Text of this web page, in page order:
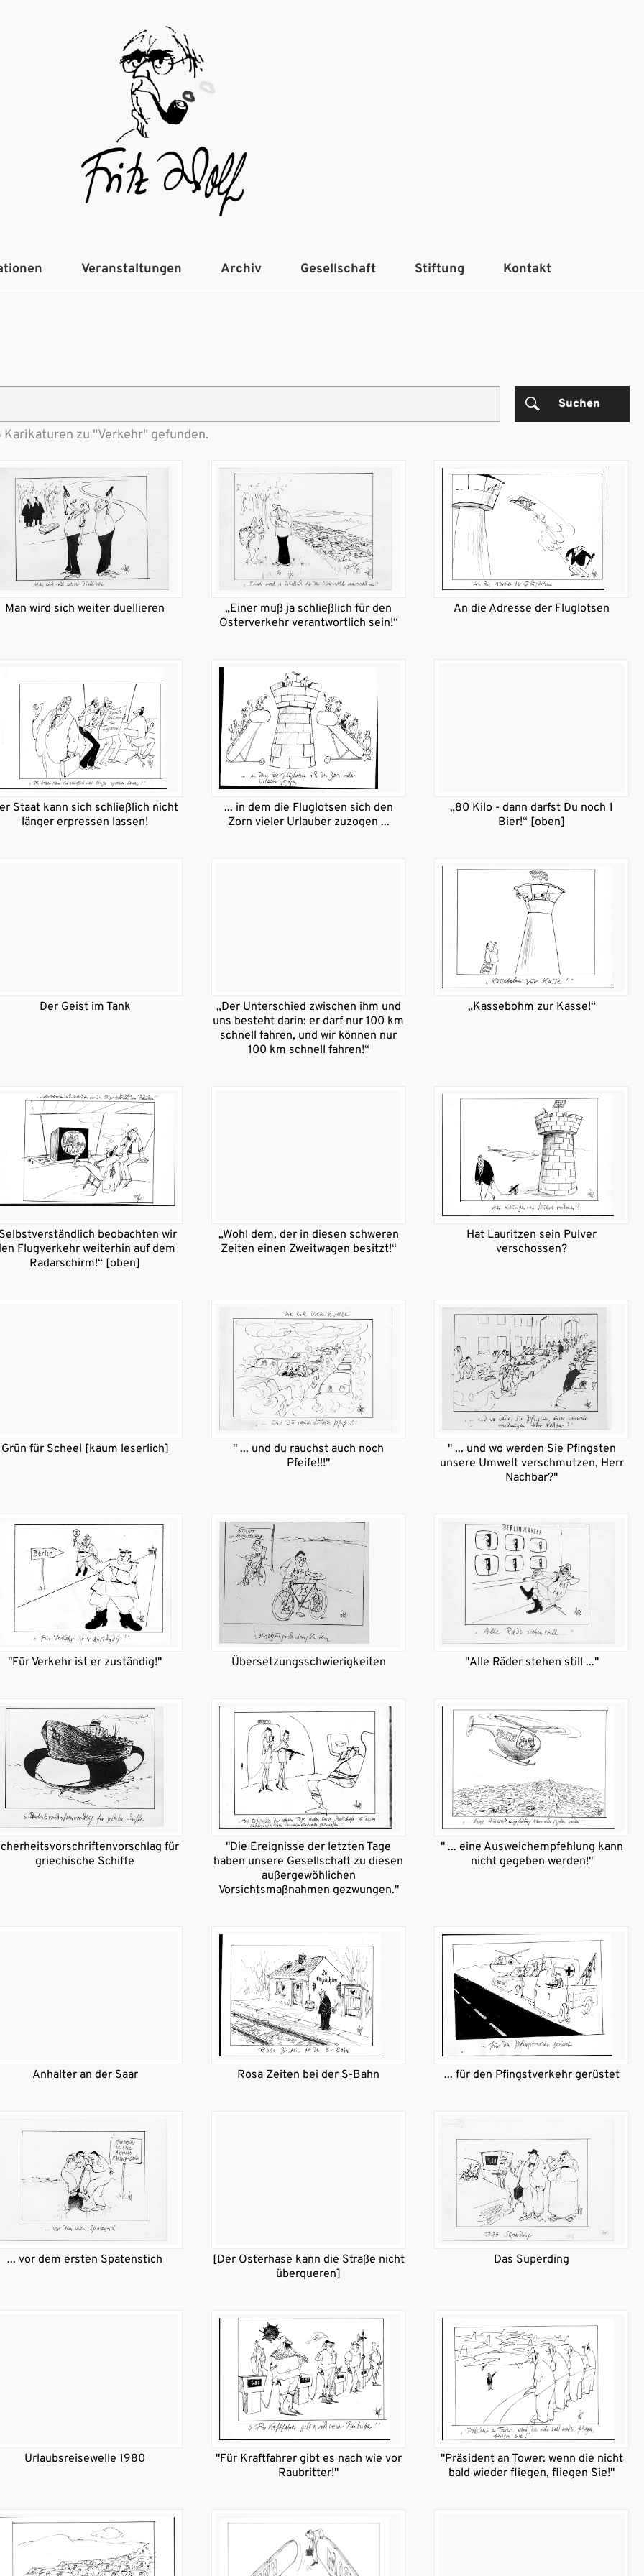
Veranstaltungen Archiv Gesellschaft Stiftung Kontakt
Suchen
Karikaturen zu "Verkehr" gefunden.
Man wird sich weiter duellieren
„Einer muß ja schließlich für den
Osterverkehr verantwortlich sein!“
An die Adresse der Fluglotsen
Staat kann sich schließlich nicht
länger erpressen lassen!
... in dem die Fluglotsen sich den
Zorn vieler Urlauber zuzogen ...
„80 Kilo - dann darfst Du noch 1
Bier!“ [oben]
Der Geist im Tank
„Der Unterschied zwischen ihm und
uns besteht darin: er darf nur 100 km
schnell fahren, und wir können nur
100 km schnell fahren!“
„Kassebohm zur Kasse!“
beobachten wir
Flugverkehr weiterhin auf dem
Radarschirm!“ [oben]
„Wohl dem, der in diesen schweren
Zeiten einen Zweitwagen besitzt!“
Hat Lauritzen sein Pulver
verschossen?
Grün für Scheel [kaum leserlich]
" ... und du rauchst auch noch
Pfeife!!!"
" ... und wo werden Sie Pfingsten
unsere Umwelt verschmutzen, Herr
Nachbar?"
"Für Verkehr ist er zuständig!" Übersetzungsschwierigkeiten "Alle Räder stehen still ..."
für
griechische Schiffe
"Die Ereignisse der letzten Tage
haben unsere Gesellschaft zu diesen
außergewöhlichen
Vorsichtsmaßnahmen gezwungen."
" ... eine Ausweichempfehlung kann
nicht gegeben werden!"
Anhalter an der Saar Rosa Zeiten bei der S-Bahn ... für den Pfingstverkehr gerüstet
... vor dem ersten Spatenstich
[Der Osterhase kann die Straße nicht
überqueren]
Das Superding
Urlaubsreisewelle 1980
"Für Kraftfahrer gibt es nach wie vor
Raubritter!"
"Präsident an Tower: wenn die nicht
bald wieder fliegen, fliegen Sie!"